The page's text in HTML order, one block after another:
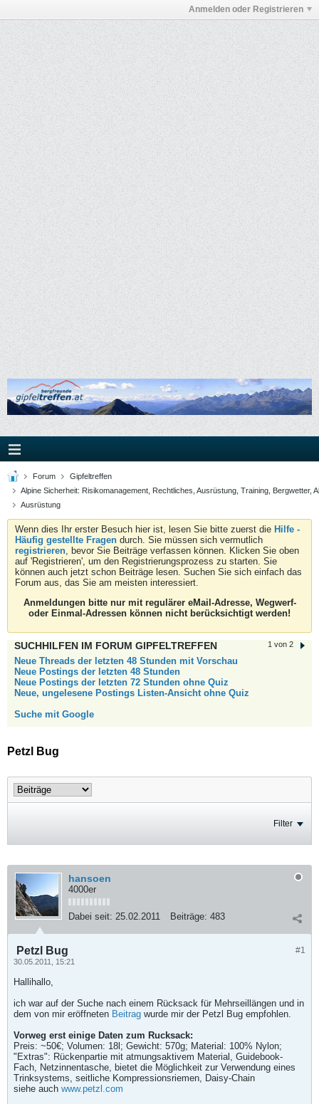
Anmelden oder Registrieren
Forum
Gipfeltreffen
Alpine Sicherheit: Risikomanagement, Rechtliches, Ausrüstung, Training, Bergwetter,
Ausrüstung
Wenn dies Ihr erster Besuch hier ist, lesen Sie bitte zuerst die Hilfe -
Häufig gestellte Fragen durch. Sie müssen sich vermutlich
registrieren, bevor Sie Beiträge verfassen können. Klicken Sie oben
auf 'Registrieren', um den Registrierungsprozess zu starten. Sie
können auch jetzt schon Beiträge lesen. Suchen Sie sich einfach das
Forum aus, das Sie am meisten interessiert.
Anmeldungen bitte nur mit regulärer eMail-Adresse, Wegwerf-
oder Einmal-Adressen können nicht berücksichtigt werden!
1 von 2
SUCHHILFEN IM FORUM GIPFELTREFFEN
Neue Threads der letzten 48 Stunden mit Vorschau
Neue Postings der letzten 48 Stunden
Neue Postings der letzten 72 Stunden ohne Quiz
Neue, ungelesene Postings Listen-Ansicht ohne Quiz
Suche mit Google
Petzl Bug
Filter
hansoen
4000er
Dabei seit: 25.02.2011 Beiträge: 483
#1
Petzl Bug
30.05.2011, 15:21
Hallihallo,
ich war auf der Suche nach einem Rücksack für Mehrseillängen und in
dem von mir eröffneten Beitrag wurde mir der Petzl Bug empfohlen.
Vorweg erst einige Daten zum Rucksack:
Preis: ~50€; Volumen: 18l; Gewicht: 570g; Material: 100% Nylon;
"Extras": Rückenpartie mit atmungsaktivem Material, Guidebook-
Fach, Netzinnentasche, bietet die Möglichkeit zur Verwendung eines
Trinksystems, seitliche Kompressionsriemen, Daisy-Chain
siehe auch www.petzl.com